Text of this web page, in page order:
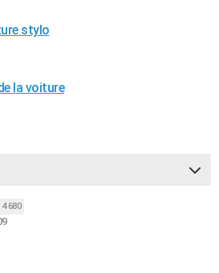
stylo
la voiture
4 680